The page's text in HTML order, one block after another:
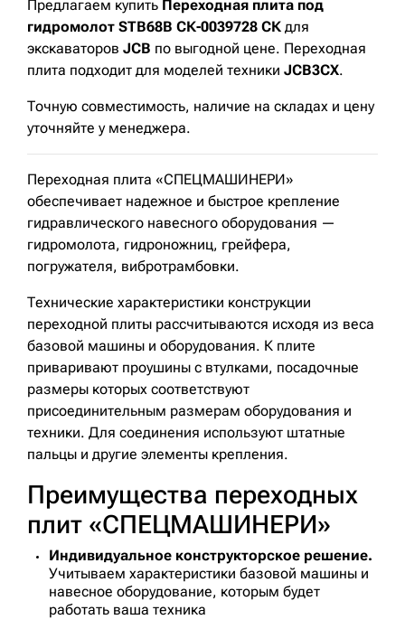
Предлагаем купить Переходная плита под
гидромолот STB68B СК-0039728 СК для
экскаваторов JCB по выгодной цене. Переходная
плита подходит для моделей техники JCB3CX.
Точную совместимость, наличие на складах и цену
уточняйте у менеджера.
Переходная плита «СПЕЦМАШИНЕРИ»
обеспечивает надежное и быстрое крепление
гидравлического навесного оборудования —
гидромолота, гидроножниц, грейфера,
погружателя, вибротрамбовки.
Технические характеристики конструкции
переходной плиты рассчитываются исходя из веса
базовой машины и оборудования. К плите
приваривают проушины с втулками, посадочные
размеры которых соответствуют
присоединительным размерам оборудования и
техники. Для соединения используют штатные
пальцы и другие элементы крепления.
Преимущества переходных
плит «СПЕЦМАШИНЕРИ»
Индивидуальное конструкторское решение.
Учитываем характеристики базовой машины и
навесное оборудование, которым будет
работать ваша техника